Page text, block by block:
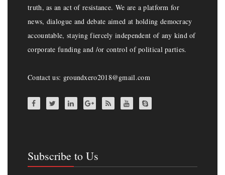
truth, as an act of resistance. We are a platform for
news, dialogue and debate aimed at holding democracy
accountable, staying fiercely independent of any kind of
corporate funding and /or control of political parties.
Contact us: groundxero2018@gmail.com
Subscribe to Us